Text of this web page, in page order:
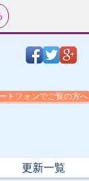
トフォンでご覧の方へ
更新一覧